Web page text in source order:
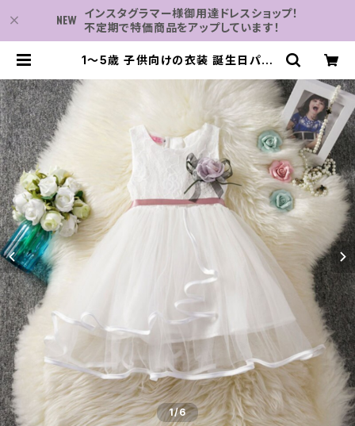
インスタグラマー様御用達ドレスショップ！
不定期で特価商品をアップしています！
1〜5歳 子供向けの衣装 誕生日パー
ノースリーブ 幼児向け | 子供服・パー
ティドレスなら何でも揃う-2万点～結
婚式・卒業式・発表会の為のドレスシ
1/6